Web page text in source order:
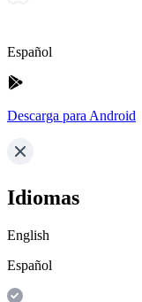
Español
Descarga para Android
Idiomas
English
Español